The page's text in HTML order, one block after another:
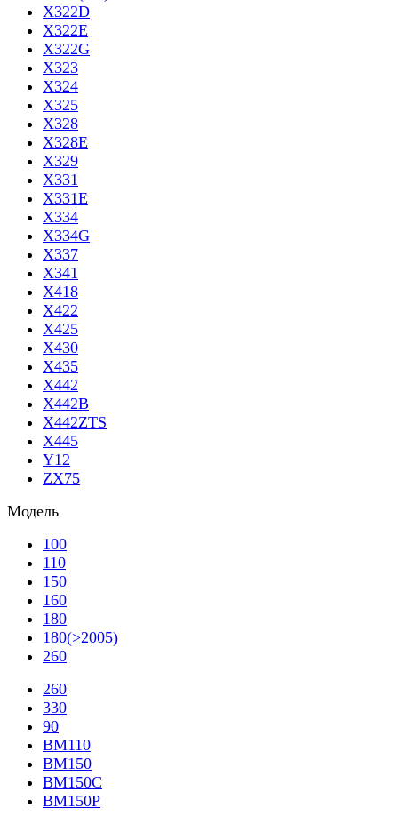
X322D
X322E
X322G
X323
X324
X325
X328
X328E
X329
X331
X331E
X334
X334G
X337
X341
X418
X422
X425
X430
X435
X442
X442B
X442ZTS
X445
Y12
ZX75
Модель
100
110
150
160
180
180(>2005)
260
260
330
90
BM110
BM150
BM150C
BM150P